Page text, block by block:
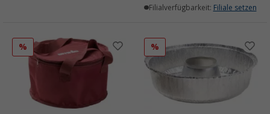
Filialverfügbarkeit: Filiale setzen
% %